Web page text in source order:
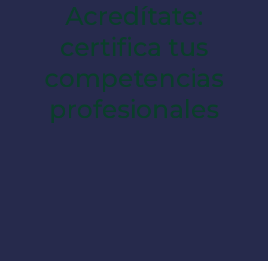
Acredítate:
certifica tus
competencias
profesionales